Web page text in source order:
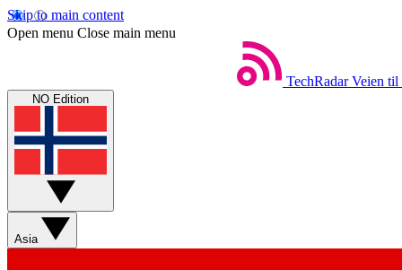
Skip to main content
Open menu Close main menu
TechRadar Veien til
NO Edition
Asia